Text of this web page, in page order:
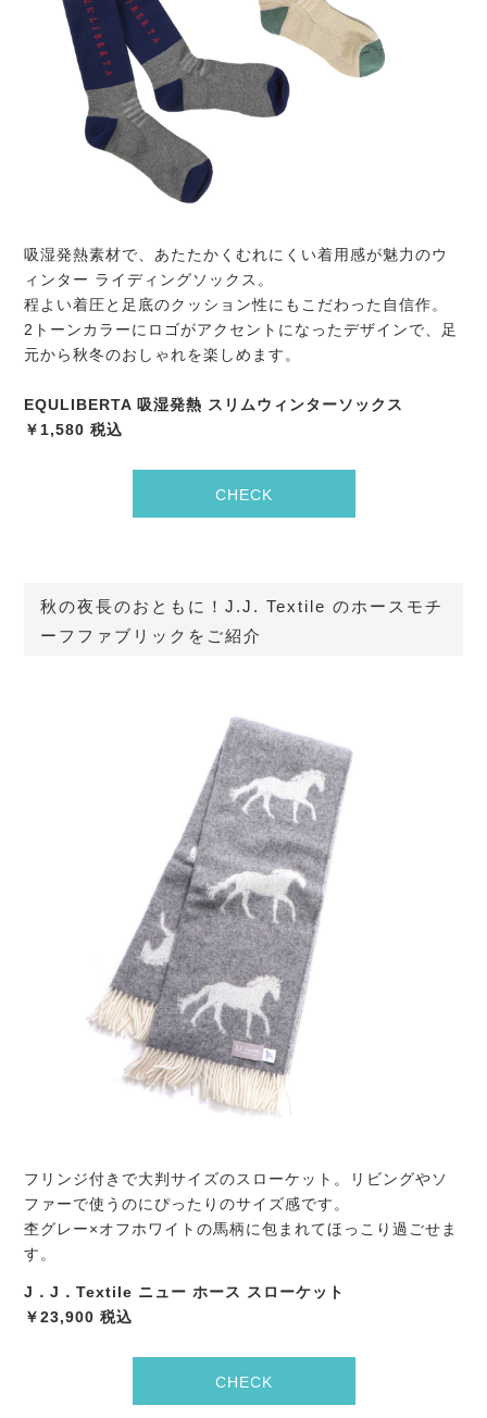
吸湿発熱素材で、あたたかくむれにくい着用感が魅力のウ
ィンター ライディングソックス。
程よい着圧と足底のクッション性にもこだわった自信作。
2トーンカラーにロゴがアクセントになったデザインで、足
元から秋冬のおしゃれを楽しめます。
EQULIBERTA 吸湿発熱 スリムウィンターソックス
￥1,580 税込
CHECK
秋の夜長のおともに！J.J. Textile のホースモチ
ーフファブリックをご紹介
フリンジ付きで大判サイズのスローケット。リビングやソ
ファーで使うのにぴったりのサイズ感です。
杢グレー×オフホワイトの馬柄に包まれてほっこり過ごせま
す。
J．J．Textile ニュー ホース スローケット
￥23,900 税込
CHECK